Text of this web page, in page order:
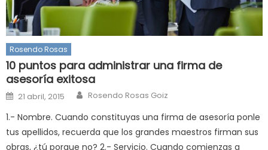
Rosendo Rosas
10 puntos para administrar una firma de
asesoría exitosa
Posted
on
21 abril, 2015 Author
Rosendo Rosas Goiz
1.- Nombre. Cuando constituyas una firma de asesoría ponle
tus apellidos, recuerda que los grandes maestros firman sus
obras, ¿tú porque no? 2.- Servicio. Cuando comienzas a